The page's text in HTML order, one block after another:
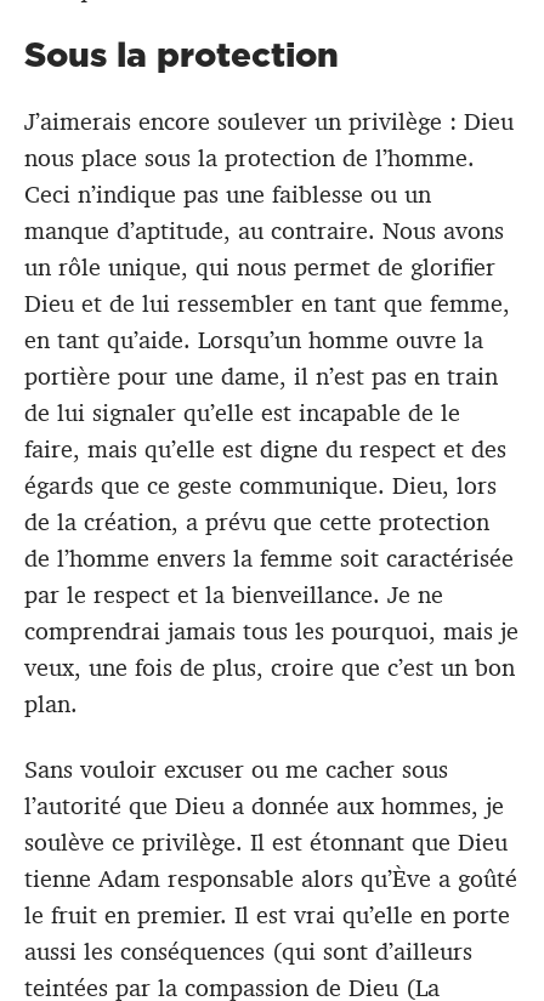
Sous la protection
J’aimerais encore soulever un privilège : Dieu
nous place sous la protection de l’homme.
Ceci n’indique pas une faiblesse ou un
manque d’aptitude, au contraire. Nous avons
un rôle unique, qui nous permet de glorifier
Dieu et de lui ressembler en tant que femme,
en tant qu’aide. Lorsqu’un homme ouvre la
portière pour une dame, il n’est pas en train
de lui signaler qu’elle est incapable de le
faire, mais qu’elle est digne du respect et des
égards que ce geste communique. Dieu, lors
de la création, a prévu que cette protection
de l’homme envers la femme soit caractérisée
par le respect et la bienveillance. Je ne
comprendrai jamais tous les pourquoi, mais je
veux, une fois de plus, croire que c’est un bon
plan.
Sans vouloir excuser ou me cacher sous
l’autorité que Dieu a donnée aux hommes, je
soulève ce privilège. Il est étonnant que Dieu
tienne Adam responsable alors qu’Ève a goûté
le fruit en premier. Il est vrai qu’elle en porte
aussi les conséquences (qui sont d’ailleurs
teintées par la compassion de Dieu (La